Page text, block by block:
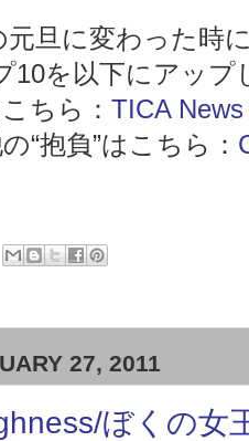
元旦に変わった時
10を以下にアップ
ちら： TICA
“抱負”はこちら：
27, 2011
ぼくの女